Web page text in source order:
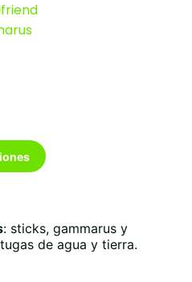
: sticks, gammarus y
de agua y tierra.